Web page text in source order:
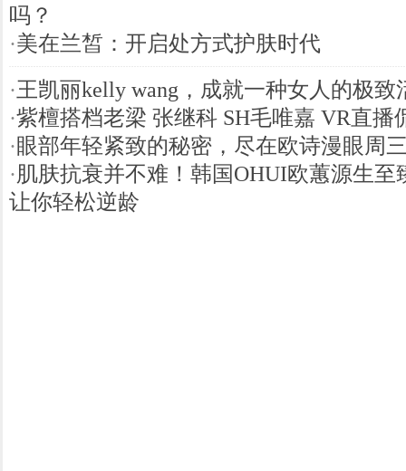
吗？
·美在兰皙：开启处方式护肤时代
·王凯丽kelly wang，成就一种女人的极致
·紫檀搭档老梁 张继科 SH毛唯嘉 VR直播
·眼部年轻紧致的秘密，尽在欧诗漫眼周
·肌肤抗衰并不难！韩国OHUI欧蕙源生至
让你轻松逆龄